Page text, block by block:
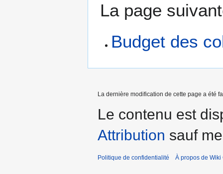
La page
Budget des
La dernière modification de cette page a été
Le contenu est
Attribution sauf
Politique de confidentialité À propos de Wiki